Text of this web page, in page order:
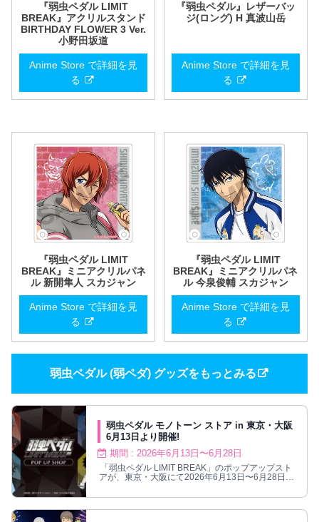
『弱虫ペダル LIMIT
BREAK』アクリルスタンド
BIRTHDAY FLOWER 3 Ver.
小野田坂道
Anime Store で詳細を見
る
『弱虫ペダル』レザーバッ
ジ(ロング) H 真波山岳
Anime Store で詳細を見
る
『弱虫ペダル LIMIT
BREAK』ミニアクリルパネ
ル 新開隼人 スカジャン
Anime Store で詳細を見
る
『弱虫ペダル LIMIT
BREAK』ミニアクリルパネ
ル 今泉俊輔 スカジャン
Anime Store で詳細を見
る
弱虫ペダル (弱ペダ) グッズをもっとみる
弱虫ペダル モノトーン ストア in 東京・大阪
6月13日より開催!
期間 : 2026年6月13日〜6月28日
「弱虫ペダル LIMIT BREAK」のポップアップスト
アが、東京・大阪にて2026年6月13日〜6月28日ま